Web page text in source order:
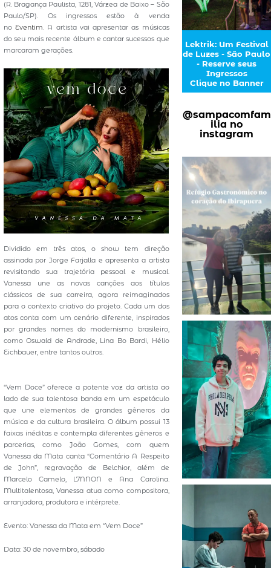
(R. Bragança Paulista, 1281, Várzea de Baixo – São
Paulo/SP). Os ingressos estão à venda
noEventim . A artista vai apresentar as músicas
do seu mais recente álbum e cantar sucessos que
marcaram gerações.
Dividido em três atos, o show tem direção
assinada por Jorge Farjalla e apresenta a artista
revisitando sua trajetória pessoal e musical.
Vanessa une as novas canções aos títulos
clássicos de sua carreira, agora reimaginados
para o contexto criativo do projeto. Cada um dos
atos conta com um cenário diferente, inspirados
por grandes nomes do modernismo brasileiro,
como Oswald de Andrade, Lina Bo Bardi, Hélio
Eichbauer, entre tantos outros.
“Vem Doce” oferece a potente voz da artista ao
lado de sua talentosa banda em um espetáculo
que une elementos de grandes gêneros da
música e da cultura brasileira. O álbum possui 13
faixas inéditas e contempla diferentes gêneros e
parcerias, como João Gomes, com quem
Vanessa da Mata canta “Comentário A Respeito
de John”, regravação de Belchior, além de
Marcelo Camelo, L7NNON e Ana Carolina.
Multitalentosa, Vanessa atua como compositora,
arranjadora, produtora e intérprete.
Evento: Vanessa da Mata em “Vem Doce”
Data: 30 de novembro, sábado
Lektrik: Um Festival
de Luzes - São Paulo
- Reserve seus
Ingressos
Clique no Banner
@sampacomfam
ilia no
instagram